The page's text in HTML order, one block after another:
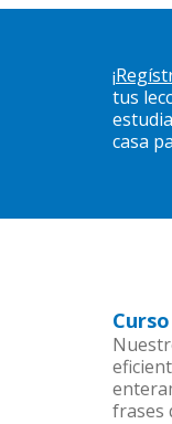
¡
tus
casa
frases